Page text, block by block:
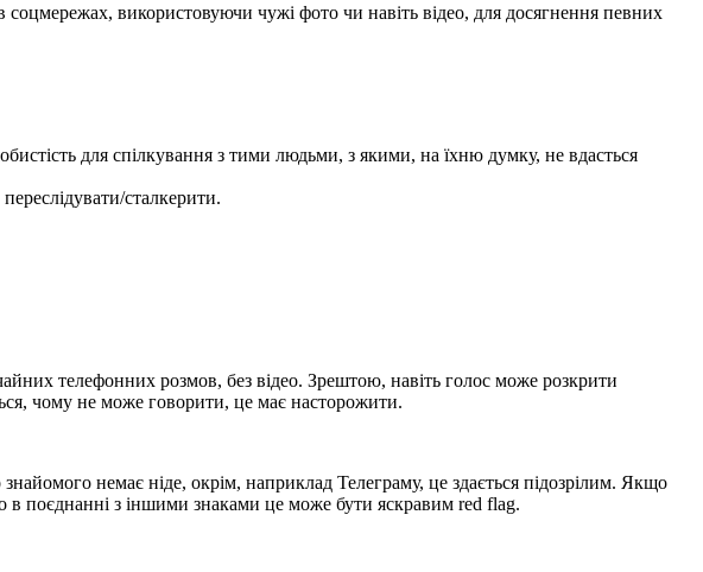
використовуючи чужі фото чи навіть відео, для досягнення певних
для спілкування з тими людьми, з якими, на їхню думку, не вдасться
сталкерити.
телефонних розмов, без відео. Зрештою, навіть голос може розкрити
чому не може говорити, це має насторожити.
немає ніде, окрім, наприклад Телеграму, це здається підозрілим. Якщо
поєднанні з іншими знаками це може бути яскравим red flag.